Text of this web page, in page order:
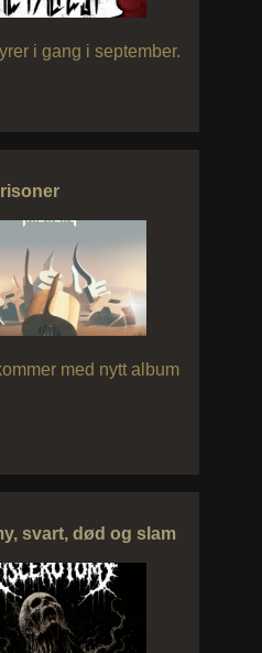
i gang i september.
med nytt album
svart, død og slam